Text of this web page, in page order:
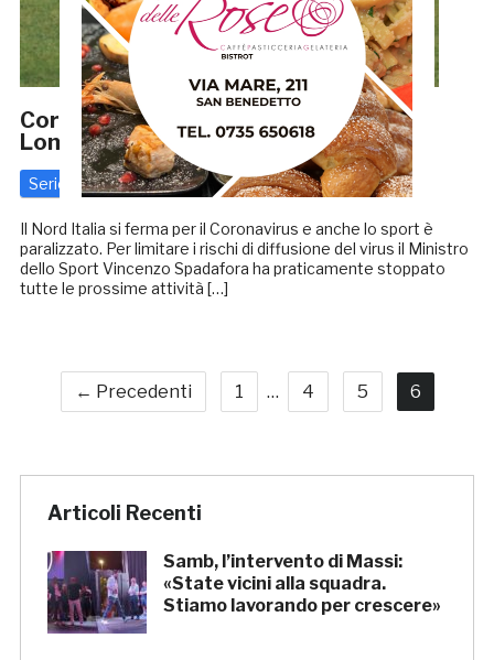
Coronavirus, si ferma il calcio in
Lombardia e Veneto
Serie C 23 Febbraio 2020 diRedazione GRB
Il Nord Italia si ferma per il Coronavirus e anche lo sport è
paralizzato. Per limitare i rischi di diffusione del virus il Ministro
dello Sport Vincenzo Spadafora ha praticamente stoppato
tutte le prossime attività […]
← Precedenti 1 … 4 5 6
Articoli Recenti
Samb, l’intervento di Massi:
«State vicini alla squadra.
Stiamo lavorando per crescere»